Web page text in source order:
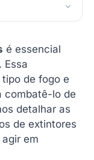
é essencial
Essa
de fogo e
combatê-lo de
detalhar as
de extintores
em